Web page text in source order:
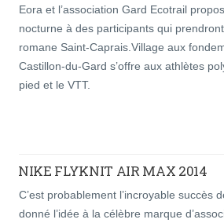
Eora et l’association Gard Ecotrail
nocturne à des participants qui
romane Saint-Caprais.Village aux
Castillon-du-Gard s’offre aux athlètes
pied et le VTT.
NIKE FLYKNIT AIR MAX 2014
C’est probablement l’incroyable succès
donné l’idée à la célèbre marque